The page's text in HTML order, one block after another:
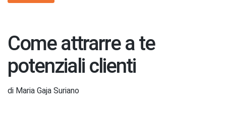
Come attrarre a te
potenziali clienti
di Maria Gaja Suriano